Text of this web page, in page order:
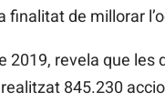
de millorar
2019, revela que les
845.230